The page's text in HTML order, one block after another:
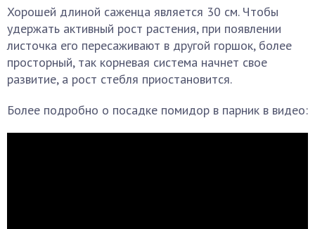
Хорошей длиной саженца является 30 см. Чтобы
удержать активный рост растения, при появлении
листочка его пересаживают в другой горшок, более
просторный, так корневая система начнет свое
развитие, а рост стебля приостановится.
Более подробно о посадке помидор в парник в видео: